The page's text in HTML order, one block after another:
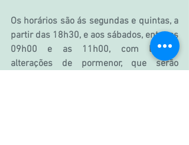
Os horários são ás segundas e quintas, a
partir das 18h30, e aos sábados, entre as
09h00 e as 11h00, com ligeiras
alterações de pormenor, que serão